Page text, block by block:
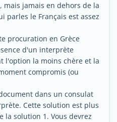
jamais en dehors de la
parles le Français est assez
procuration en Grèce
d'un interprète
l'option la moins chère et la
compromis (ou
dans un consulat
Cette solution est plus
la solution 1. Vous devrez